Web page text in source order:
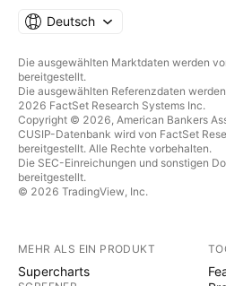
Deutsch
Die ausgewählten Marktdaten werden
bereitgestellt.
Die ausgewählten Referenzdaten
2026 FactSet Research Systems Inc.
Copyright © 2026, American Bankers
CUSIP-Datenbank wird von FactSet
bereitgestellt. Alle Rechte vorbehalten.
Die SEC-Einreichungen und sonstigen
bereitgestellt.
© 2026 TradingView, Inc.
MEHR ALS EIN PRODUKT
Supercharts